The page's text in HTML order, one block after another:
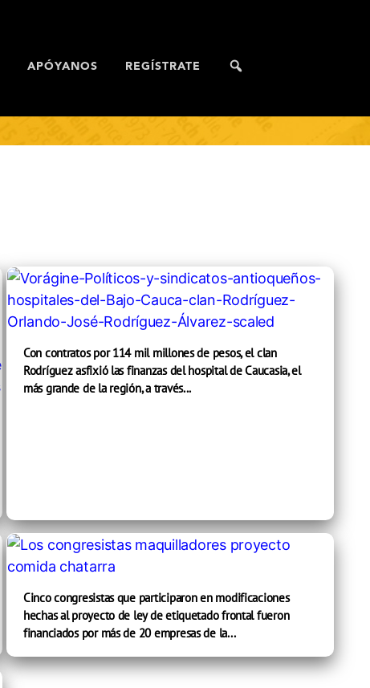
APÓYANOS REGÍSTRATE
Con contratos por 114 mil millones de pesos, el clan
Rodríguez asfixió las finanzas del hospital de Caucasia, el
más grande de la región, a través...
Cinco congresistas que participaron en modificaciones
hechas al proyecto de ley de etiquetado frontal fueron
financiados por más de 20 empresas de la...